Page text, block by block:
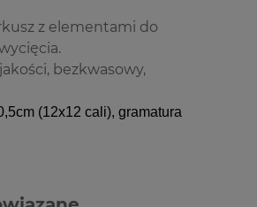
z elementami do
bezkwasowy,
(12x12 cali), gramatura